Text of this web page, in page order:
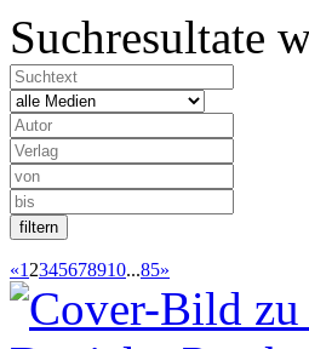
Suchresultate
«1 2345678910...85»